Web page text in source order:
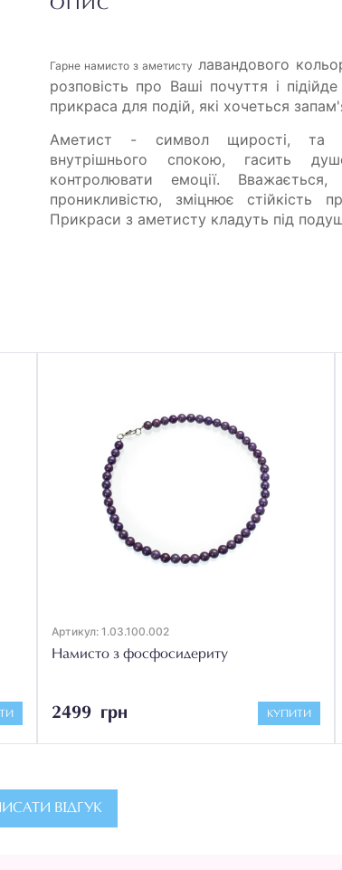
ОПИС
Гарне намисто з аметисту лавандового
розповість про Ваші почуття і
прикраса для подій, які хочеться
Аметист - символ щирості, та
внутрішнього спокою, гасить
контролювати емоції.
проникливістю, зміцнює стійкість
Прикраси з аметисту кладуть під
Артикул: 1.03.100.002
Намисто з фосфосидериту
2499 грн КУПИТИ
ВІДГУК